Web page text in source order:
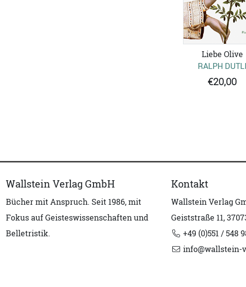
Liebe Olive
RALPH DUTLI
€20,00
Wallstein Verlag GmbH
Bücher mit Anspruch. Seit 1986, mit
Fokus auf Geisteswissenschaften und
Belletristik.
Kontakt
Wallstein Verlag
Geiststraße 11,
+49 (0)551 / 548
info@wallstein-